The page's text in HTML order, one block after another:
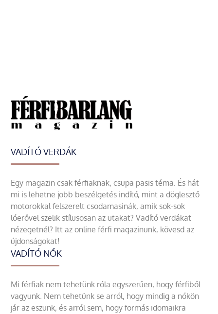
VADÍTÓ VERDÁK
Egy magazin csak férfiaknak, csupa pasis téma. És hát
mi is lehetne jobb beszélgetés indító, mint a döglesztő
motorokkal felszerelt csodamasinák, amik sok-sok
lóerővel szelik stílusosan az utakat? Vadító verdákat
nézegetnél? Itt az online férfi magazinunk, kövesd az
újdonságokat!
VADÍTÓ NŐK
Mi férfiak nem tehetünk róla egyszerűen, hogy férfiből
vagyunk. Nem tehetünk se arról, hogy mindig a nőkön
jár az eszünk, és arról sem, hogy formás idomaikra